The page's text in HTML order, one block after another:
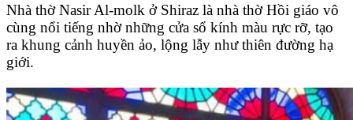
Nhà thờ Nasir Al-molk ở Shiraz là nhà thờ Hồi giáo vô
cùng nổi tiếng nhờ những cửa sổ kính màu rực rỡ, tạo
ra khung cảnh huyền ảo, lộng lẫy như thiên đường hạ
giới.